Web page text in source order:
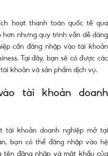
hoạt thanh toán quốc tế qua
hơn nhưng quy trình vẫn dễ dàng
cần đăng nhập vào tài khoản
Tại đây, bạn sẽ có được các
khoản và sản phẩm dịch vụ.
tài khoản doanh
tài khoản doanh nghiệp mở tại
bạn có thể đăng nhập vào hệ
tên đăng nhập và mật khẩu của